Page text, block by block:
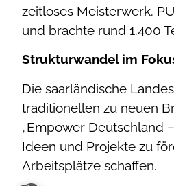
zeitloses Meisterwerk.
und brachte rund 1.400
Strukturwandel im
Die saarländische
traditionellen zu neuen
„Empower Deutschland
Ideen und Projekte zu
Arbeitsplätze schaffen.